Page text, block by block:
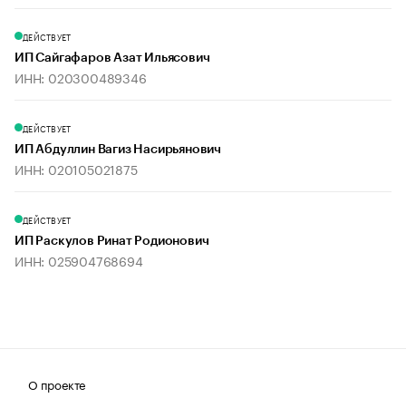
ДЕЙСТВУЕТ
ИП Сайгафаров Азат Ильясович
ИНН: 020300489346
ДЕЙСТВУЕТ
ИП Абдуллин Вагиз Насирьянович
ИНН: 020105021875
ДЕЙСТВУЕТ
ИП Раскулов Ринат Родионович
ИНН: 025904768694
О проекте